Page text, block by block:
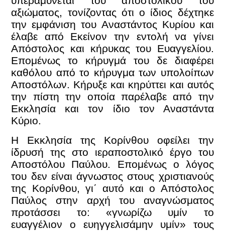
αξιώματος, τονίζοντας ότι ο ίδιος δέχτηκε
την εμφάνιση του Αναστάντος Κυρίου και
έλαβε από Εκείνον την εντολή να γίνει
Απόστολος και κήρυκας του Ευαγγελίου.
Επομένως το κήρυγμά του δε διαφέρει
καθόλου από το κήρυγμα των υπολοίπων
Αποστόλων. Κήρυξε και κηρύττει και αυτός
την πίστη την οποία παρέλαβε από την
Εκκλησία και τον ίδιο τον Αναστάντα
Κύριο.
Η Εκκλησία της Κορίνθου οφείλει την
ίδρυσή της στο ιεραποστολικό έργο του
Αποστόλου Παύλου. Επομένως ο λόγος
του δεν είναι άγνωστος στους χριστιανούς
της Κορίνθου, γι΄ αυτό και ο Απόστολος
Παύλος στην αρχή του αναγνώσματος
προτάσσει το: «γνωρίζω υμίν το
ευαγγέλιον ο ευηγγελισάμην υμίν» τους